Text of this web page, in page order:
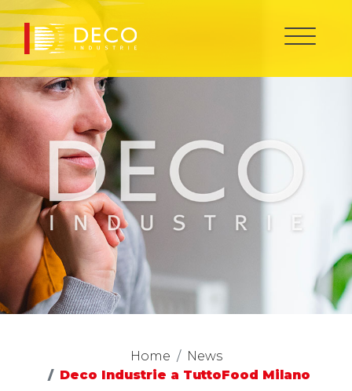
Home
News
Deco Industrie a TuttoFood Milano